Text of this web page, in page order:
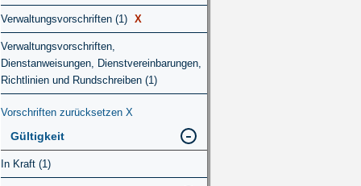
Verwaltungsvorschriften (1) X
Verwaltungsvorschriften,
Dienstanweisungen, Dienstvereinbarungen,
Richtlinien und Rundschreiben (1)
Vorschriften zurücksetzen X
Gültigkeit
In Kraft (1)